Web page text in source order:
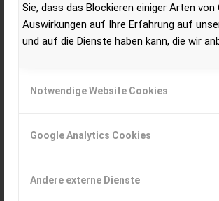
Sie, dass das Blockieren einiger Arten von
Auswirkungen auf Ihre Erfahrung auf
und auf die Dienste haben kann, die wir
Notwendige Website Cookies
Google Analytics Cookies
Andere externe Dienste
insgesamt 1.400 Neuzulassungen liegt der
Traktoren bzw. 5,1 Prozent über dem
Maschinen.